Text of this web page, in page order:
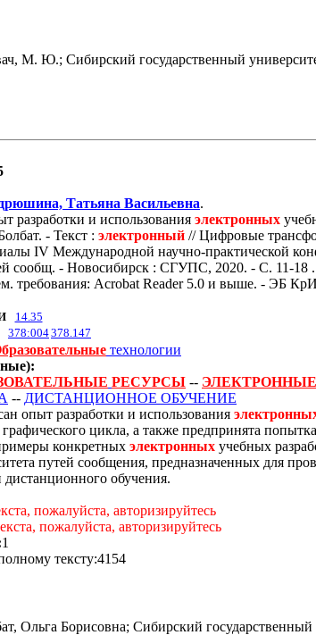
М. Ю.; Сибирский государственный
Татьяна Васильевна.
разработки и использования электронных
- Текст : электронный //Цифровые
IV Международной научно-практической
сообщ. - Новосибирск : СГУПС, 2020. - С. 11-18
требования: Acrobat Reader 5.0 и выше. - ЭБ
14.35
378:004378.147
технологии
РЕСУРСЫ -- ЭЛЕКТРОННЫЕ
-- ДИСТАНЦИОННОЕ ОБУЧЕНИЕ
опыт разработки и использования
цикла, а также предпринята
конкретных электронных учебных
путей сообщения, предназначенных для
дистанционного обучения.
пожалуйста, авторизируйтесь
пожалуйста, авторизируйтесь
1
тексту:4154
Ольга Борисовна; Сибирский